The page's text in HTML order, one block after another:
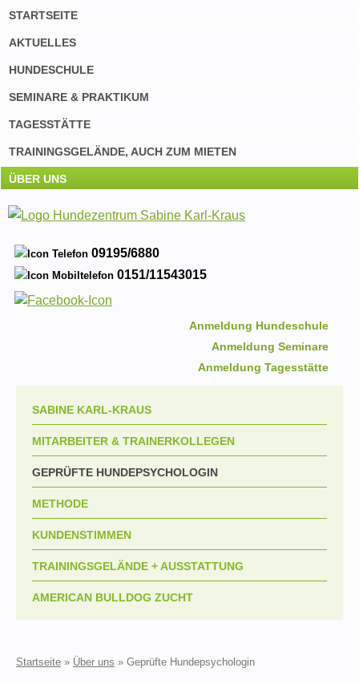
STARTSEITE
AKTUELLES
HUNDESCHULE
SEMINARE & PRAKTIKUM
TAGESSTÄTTE
TRAININGSGELÄNDE, AUCH ZUM MIETEN
ÜBER UNS
09195/6880
0151/11543015
Anmeldung Hundeschule
Anmeldung Seminare
Anmeldung Tagesstätte
SABINE KARL-KRAUS
MITARBEITER & TRAINERKOLLEGEN
GEPRÜFTE HUNDEPSYCHOLOGIN
METHODE
KUNDENSTIMMEN
TRAININGSGELÄNDE + AUSSTATTUNG
AMERICAN BULLDOG ZUCHT
Startseite » Über uns » Geprüfte Hundepsychologin